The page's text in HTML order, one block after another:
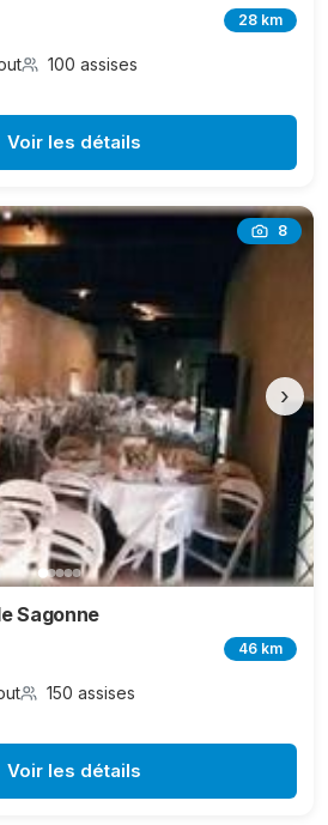
28 km
100 assises
Voir les détails
8
›
Sagonne
46 km
150 assises
Voir les détails